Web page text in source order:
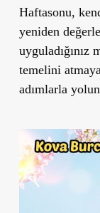
Haftasonu,
yeniden
uyguladığınız
temelini
adımlarla